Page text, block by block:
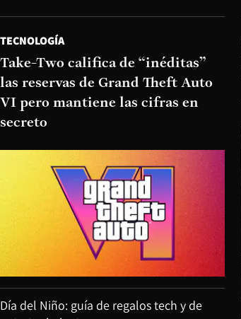
TECNOLOGÍA
Take-Two califica de “inéditas”
las reservas de Grand Theft Auto
VI pero mantiene las cifras en
secreto
Día del Niño: guía de regalos tech y de